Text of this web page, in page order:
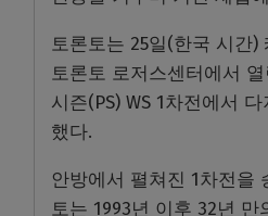
토론토는 25일(한국 시간)
토론토 로저스센터에서
시즌(PS) WS 1차전에서
했다.
안방에서 펼쳐진 1차전을
토는 1993년 이후 32년 만